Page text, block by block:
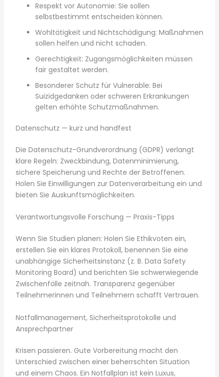
Respekt vor Autonomie: Sie sollen
selbstbestimmt entscheiden können.
Wohltätigkeit und Nichtschädigung: Maßnahmen
sollen helfen und nicht schaden.
Gerechtigkeit: Zugangsmöglichkeiten müssen
fair gestaltet werden.
Besonderer Schutz für Vulnerable: Bei
Suizidgedanken oder schweren Erkrankungen
gelten erhöhte Schutzmaßnahmen.
Datenschutz — kurz und handfest
Die Datenschutz-Grundverordnung (GDPR) verlangt
klare Regeln: Zweckbindung, Datenminimierung,
sichere Speicherung und Rechte der Betroffenen.
Holen Sie Einwilligungen zur Datenverarbeitung ein und
bieten Sie Auskunftsmöglichkeiten.
Verantwortungsvolle Forschung — Praxis-Tipps
Wenn Sie Studien planen: Holen Sie Ethikvoten ein,
erstellen Sie ein klares Protokoll, benennen Sie eine
unabhängige Sicherheitsinstanz (z. B. Data Safety
Monitoring Board) und berichten Sie schwerwiegende
Zwischenfälle zeitnah. Transparenz gegenüber
Teilnehmerinnen und Teilnehmern schafft Vertrauen.
Notfallmanagement, Sicherheitsprotokolle und
Ansprechpartner
Krisen passieren. Gute Vorbereitung macht den
Unterschied zwischen einer beherrschten Situation
und einem Chaos. Ein Notfallplan ist kein Luxus,